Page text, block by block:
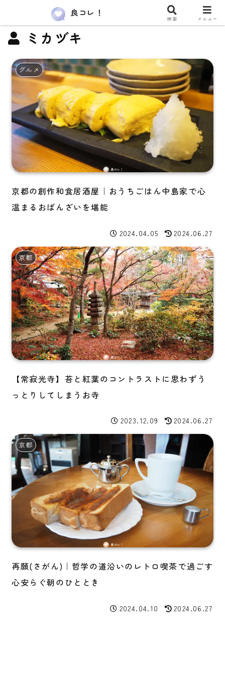
ミカヅキ
グルメ
京都の創作和食居酒屋｜おうちごはん中島家で心
温まるおばんざいを堪能
2024.04.05 2024.06.27
京都
【常寂光寺】苔と紅葉のコントラストに思わずう
っとりしてしまうお寺
2023.12.09 2024.06.27
京都
再願(さがん)｜哲学の道沿いのレトロ喫茶で過ごす
心安らぐ朝のひととき
2024.04.10 2024.06.27
メニュー
良コレ！
検索